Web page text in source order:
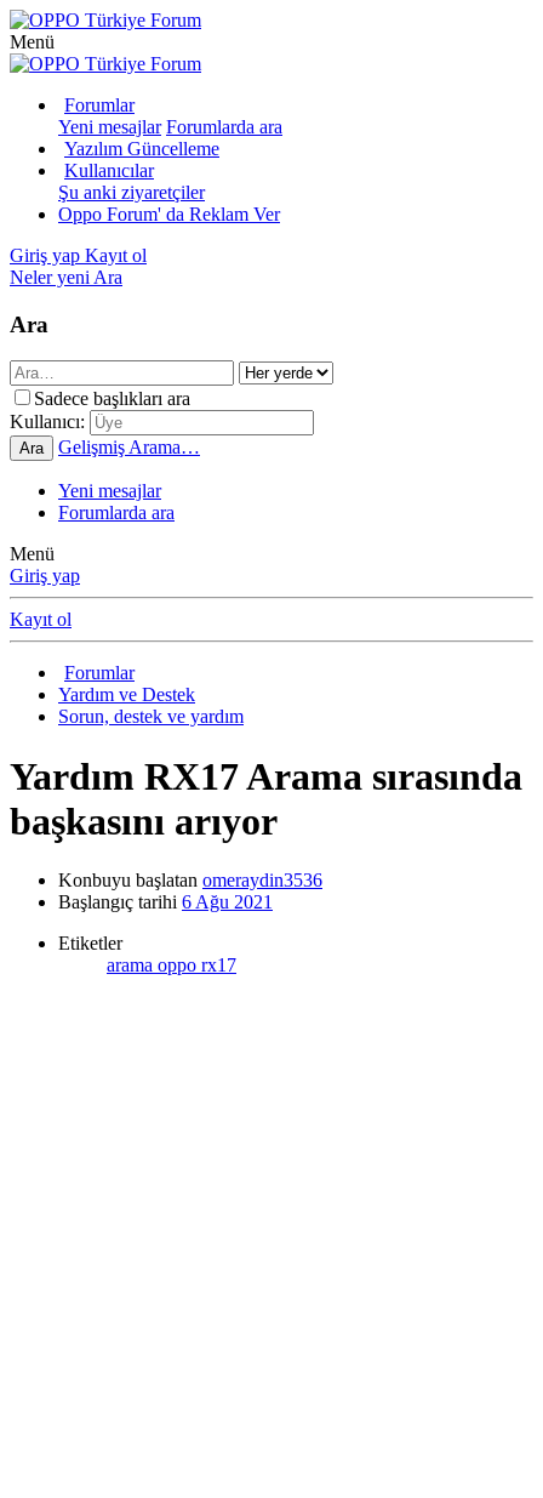
Menü
Forumlar
Yeni mesajlar Forumlarda ara
Yazılım Güncelleme
Kullanıcılar
Şu anki ziyaretçiler
Oppo Forum' da Reklam Ver
Giriş yap Kayıt ol
Neler yeni Ara
Ara
Sadece başlıkları ara
Kullanıcı:
Ara Gelişmiş Arama…
Yeni mesajlar
Forumlarda ara
Menü
Giriş yap
Kayıt ol
Forumlar
Yardım ve Destek
Sorun, destek ve yardım
Yardım RX17 Arama sırasında
başkasını arıyor
Konbuyu başlatan omeraydin3536
Başlangıç tarihi 6 Ağu 2021
Etiketler
arama oppo rx17